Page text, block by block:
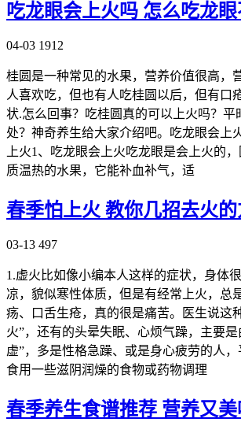
吃龙眼会上火吗 怎么吃龙
04-03 1912
桂圆是一种常见的水果，营养价值很高，
人喜欢吃，但也有人吃桂圆以后，但有口
状.怎么回事？吃桂圆真的可以上火吗？平
处？神奇养生给大家介绍吧。吃龙眼会上
上火1、吃龙眼会上火吃龙眼是会上火的
质温热的水果，它能补血补气，适
春季怕上火 教你几招去火的
03-13 497
1.虚火比如像小编本人这样的症状，身体
凉，貌似寒性体质，但是有经常上火，总
疡、口舌生疮，真的很是痛苦。医生说这
火”，还有的头晕失眠、心烦气躁，主要是
虚”，多是性格急躁、或是身心疲劳的人
食用一些滋阴润燥的食物或药物调理
春季养生食谱推荐 营养又